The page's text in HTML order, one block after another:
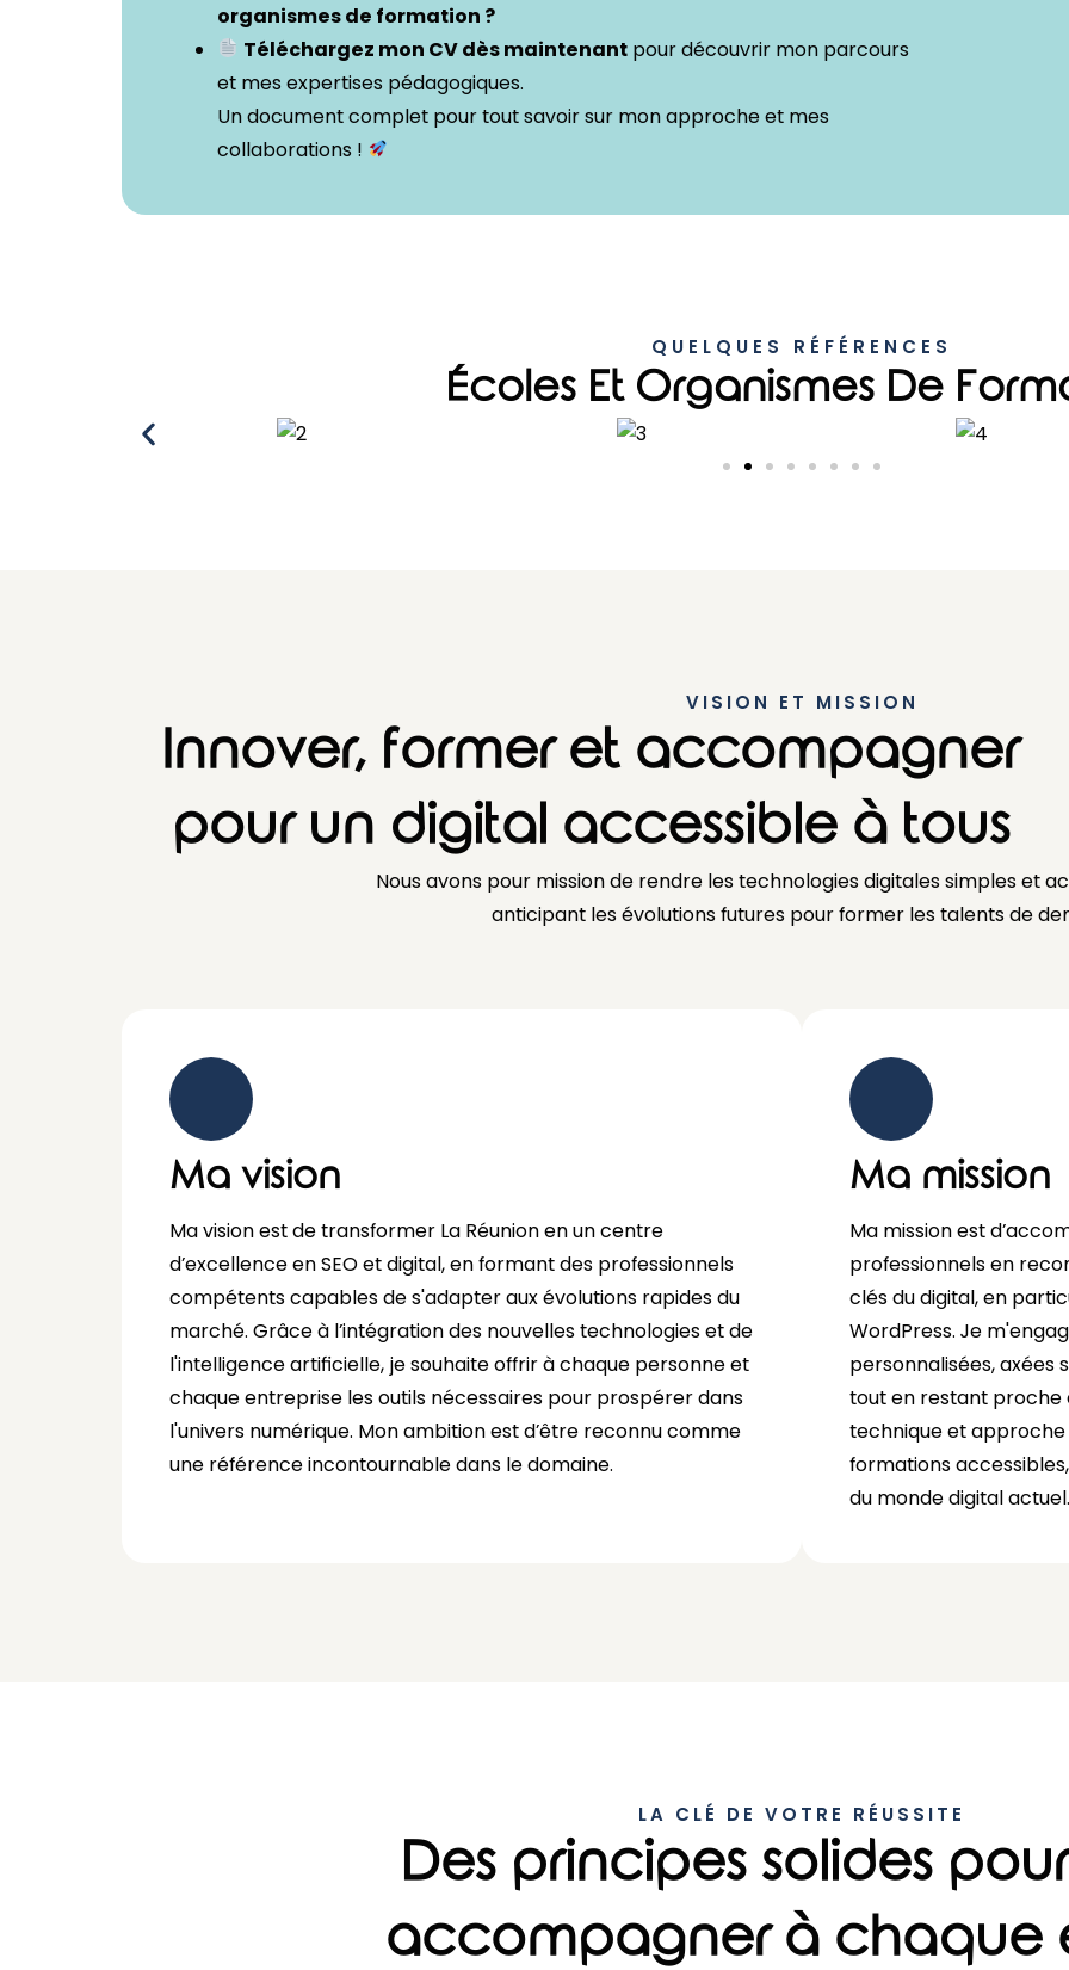
organismes de formation ?
Téléchargez mon CV dès maintenant pour découvrir mon parcours
et mes expertises pédagogiques.
Un document complet pour tout savoir sur mon approche et mes
collaborations !
QUELQUES RÉFÉRENCES
Écoles Et Organismes De
VISION ET MISSION
Innover, former et accompagner
pour un digital accessible à tous
Nous avons pour mission de rendre les technologies digitales simples et
anticipant les évolutions futures pour former les talents de
Ma vision
Ma vision est de transformer La Réunion en un centre
d’excellence en SEO et digital, en formant des professionnels
compétents capables de s'adapter aux évolutions rapides du
marché. Grâce à l’intégration des nouvelles technologies et de
l'intelligence artificielle, je souhaite offrir à chaque personne et
chaque entreprise les outils nécessaires pour prospérer dans
l'univers numérique. Mon ambition est d’être reconnu comme
une référence incontournable dans le domaine.
Ma mission
Ma mission est
professionnels en
clés du digital, en
WordPress. Je
personnalisées, axées
tout en restant proche
technique et
formations
du monde digital actuel.
LA CLÉ DE VOTRE RÉUSSITE
Des principes solides
accompagner à chaque